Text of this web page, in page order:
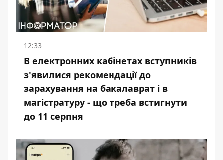
12:33
В електронних кабінетах вступників
з'явилися рекомендації до
зарахування на бакалаврат і в
магістратуру - що треба встигнути
до 11 серпня